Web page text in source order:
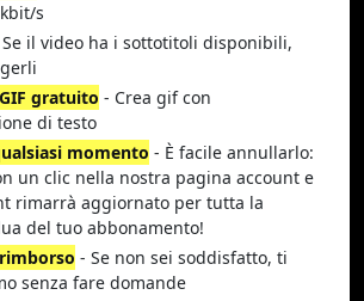
s
il video ha i sottotitoli disponibili,
gratuito - Crea gif con
di testo
momento - È facile annullarlo:
un clic nella nostra pagina account e
rimarrà aggiornato per tutta la
del tuo abbonamento!
- Se non sei soddisfatto, ti
senza fare domande